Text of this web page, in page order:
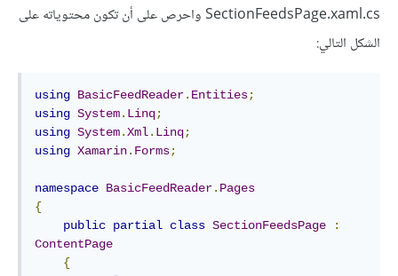
SectionFeedsPage.xaml.cs واحرص على أن تكون محتوياته على
الشكل التالي:
using BasicFeedReader. Entities;
using System. Linq;
using System.Xml. Linq;
using Xamarin. Forms;
namespace BasicFeedReader. Pages
{
public partial class SectionFeedsPage
:
ContentPage
{